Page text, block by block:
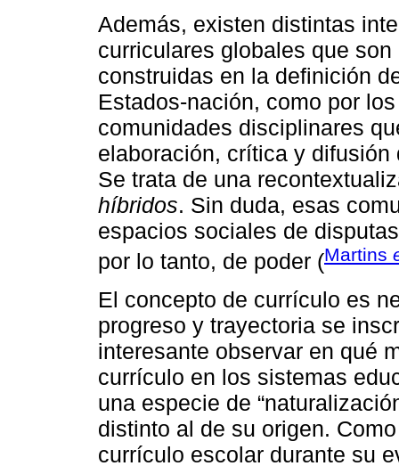
Además, existen distintas
curriculares globales que
construidas en la definición
Estados-nación, como por
comunidades disciplinares
elaboración, crítica y
Se trata de una
híbridos. Sin duda, esas
espacios sociales de
por lo tanto, de poder (Martins
El concepto de currículo es
progreso y trayectoria se
interesante observar en qué
currículo en los sistemas
una especie de
distinto al de su origen.
currículo escolar durante su